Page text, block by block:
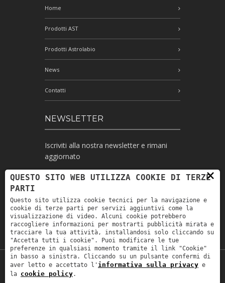
Home
Prodotti AST
Prodotti Astrolabio
News
Contatti
NEWSLETTER
Iscriviti alla nostra newsletter e rimani
aggiornato
Ho letto l'informativa e autorizzo il
trattamento dei miei dati personali per le
finalità ivi indicate *
Copyright © 2019Astrolabio. P.IVA:
×
QUESTO SITO WEB UTILIZZA COOKIE DI TERZE
PARTI
Questo sito utilizza cookie tecnici per la navigazione e
cookie di terze parti per servizi aggiuntivi come la
visualizzazione di video. Alcuni cookie potrebbero
raccogliere informazioni per mostrarti pubblicità mirata e
tracciare la tua attività, installandosi solo cliccando su
"Accetta tutti i cookie". Puoi modificare le tue
preferenze in qualsiasi momento tramite il link "Cookie"
in basso a sinistra. Cliccando su un pulsante confermi di
aver letto e accettato l' informativa sulla privacy e
la cookie policy.